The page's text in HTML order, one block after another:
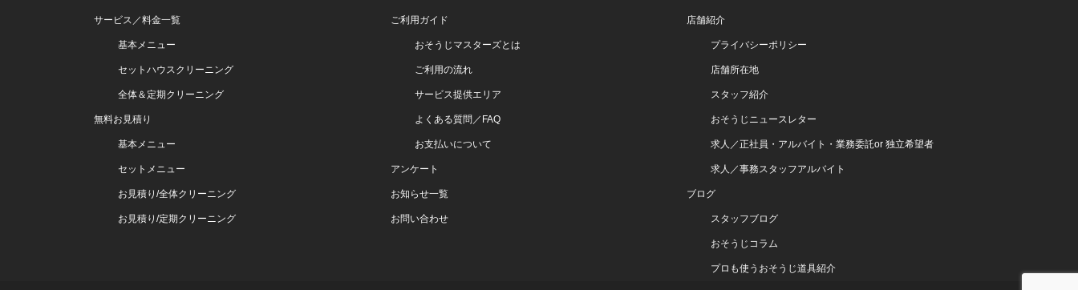
サービス／料金一覧
基本メニュー
セットハウスクリーニング
全体＆定期クリーニング
無料お見積り
基本メニュー
セットメニュー
お見積り/全体クリーニング
お見積り/定期クリーニング
ご利用ガイド
おそうじマスターズとは
ご利用の流れ
サービス提供エリア
よくある質問／FAQ
お支払いについて
アンケート
お知らせ一覧
お問い合わせ
店舗紹介
プライバシーポリシー
店舗所在地
スタッフ紹介
おそうじニュースレター
求人／正社員・アルバイト・業務委託or 独立希望者
求人／事務スタッフアルバイト
ブログ
スタッフブログ
おそうじコラム
プロも使うおそうじ道具紹介